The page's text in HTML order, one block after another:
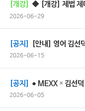
[개강] ◆ [개강] 제법
2026-06-29
[공지] [안내] 영어 김선
2026-06-15
[공지] ● MEXX × 김선
2026-06-05